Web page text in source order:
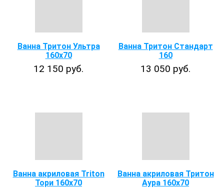
Ванна Тритон Ультра
160x70
12 150 руб.
Ванна Тритон Стандарт
160
13 050 руб.
Ванна акриловая Triton
Тори 160х70
Ванна акриловая Тритон
Аура 160х70